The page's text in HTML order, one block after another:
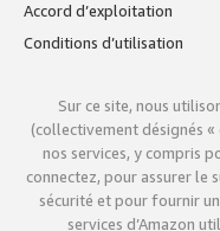
Accord d’exploitation
Conditions d’utilisation
Sur ce site, nous
(collectivement désignés
nos services, y compris
connectez, pour assurer le
sécurité et pour fournir
services d’Amazon